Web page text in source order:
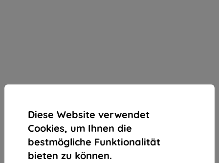
Diese Website verwendet
Cookies, um Ihnen die
bestmögliche Funktionalität
bieten zu können.
Schutzfolie 3MK Foil ARC Fullscreen Samsung J730
J7 2017
Geeignet für: Samsung Galaxy J7 2017